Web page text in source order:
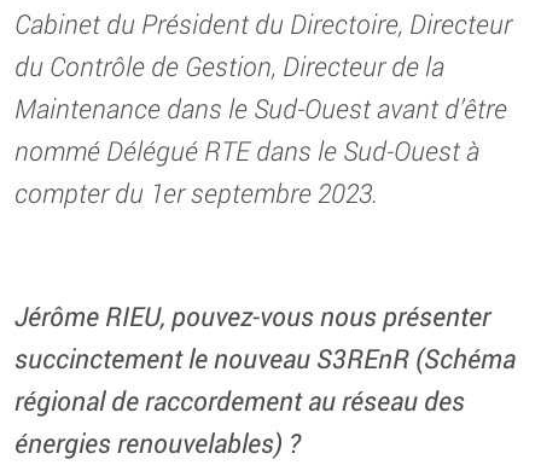
Cabinet du Président du Directoire, Directeur
du Contrôle de Gestion, Directeur de la
Maintenance dans le Sud-Ouest avant d’être
nommé Délégué RTE dans le Sud-Ouest à
compter du 1er septembre 2023.
Jérôme RIEU, pouvez-vous nous présenter
succinctement le nouveau S3REnR (Schéma
régional de raccordement au réseau des
énergies renouvelables) ?